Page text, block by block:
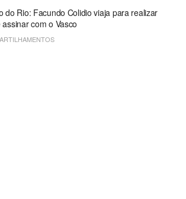
do Rio: Facundo Colidio viaja para realizar
com o Vasco